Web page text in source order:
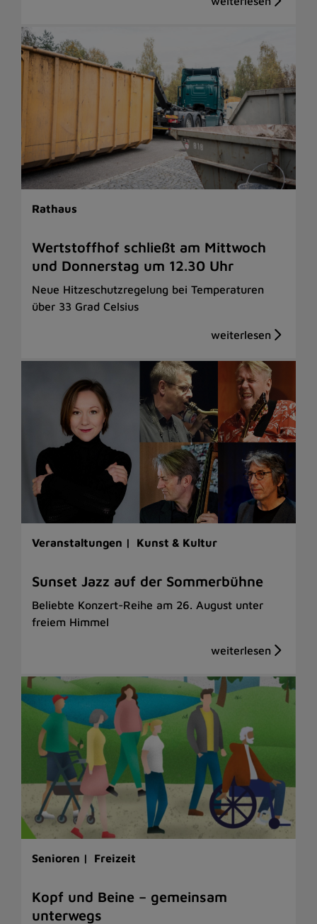
Rathaus
Wertstoffhof schließt am Mittwoch
und Donnerstag um 12.30 Uhr
Neue Hitzeschutzregelung bei Temperaturen
über 33 Grad Celsius
Veranstaltungen | Kunst & Kultur
Sunset Jazz auf der Sommerbühne
Beliebte Konzert-Reihe am 26. August unter
freiem Himmel
Senioren | Freizeit
Kopf und Beine – gemeinsam
unterwegs